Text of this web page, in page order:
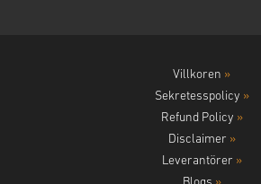
Villkoren »
Sekretesspolicy »
Refund Policy »
Disclaimer »
Leverantörer »